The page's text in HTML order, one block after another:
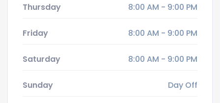
Thursday 8:00 AM - 9:00 PM
Friday 8:00 AM - 9:00 PM
Saturday 8:00 AM - 9:00 PM
Sunday Day Off